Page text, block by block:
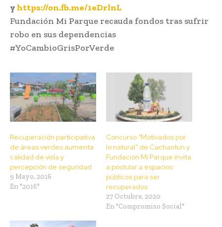
y https://on.fb.me/1eDrlnL
Fundación Mi Parque recauda fondos tras sufrir
robo en sus dependencias
#‎YoCambioGrisPorVerde
Recuperación participativa
de áreas verdes aumenta
calidad de vida y
percepción de seguridad
9 Mayo, 2016
En "2016"
Concurso “Motivados por
lo natural” de Cachantun y
Fundación Mi Parque invita
a postular a espacios
públicos para ser
recuperados
27 Octubre, 2020
En "Compromiso Social"